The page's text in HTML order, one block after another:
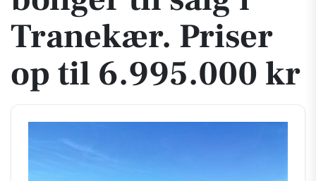
Tranekær. Priser
op til 6.995.000 kr